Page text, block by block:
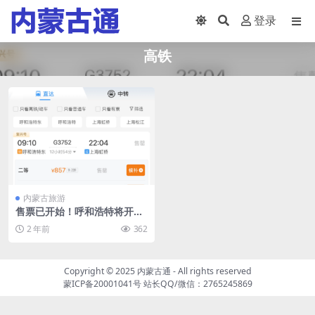
登录
高铁
内蒙古旅游
售票已开始！呼和浩特将开行
去上海、杭州、重庆等方向高
铁和动车组列车！票价为…
2 年前 362
Copyright © 2025 内蒙古通 - All rights reserved
蒙ICP备20001041号站长QQ/微信：2765245869